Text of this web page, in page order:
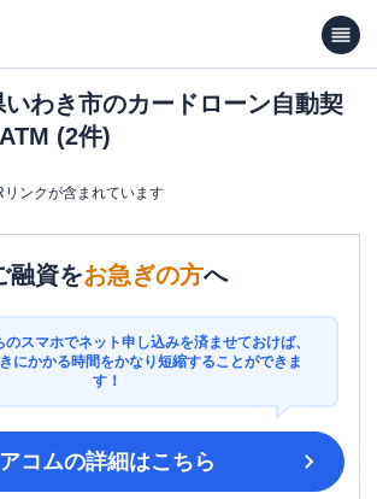
わき市のカードローン自動契
(2件)
リンクが含まれています
融資をお急ぎの方へ
スマホでネット申し込みを済ませておけば、
にかかる時間をかなり短縮することができま
す！
アコムの詳細はこちら